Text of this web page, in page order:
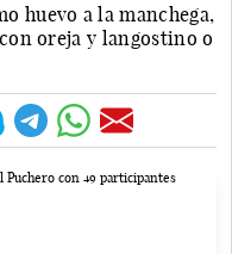
huevo a la manchega,
oreja y langostino o